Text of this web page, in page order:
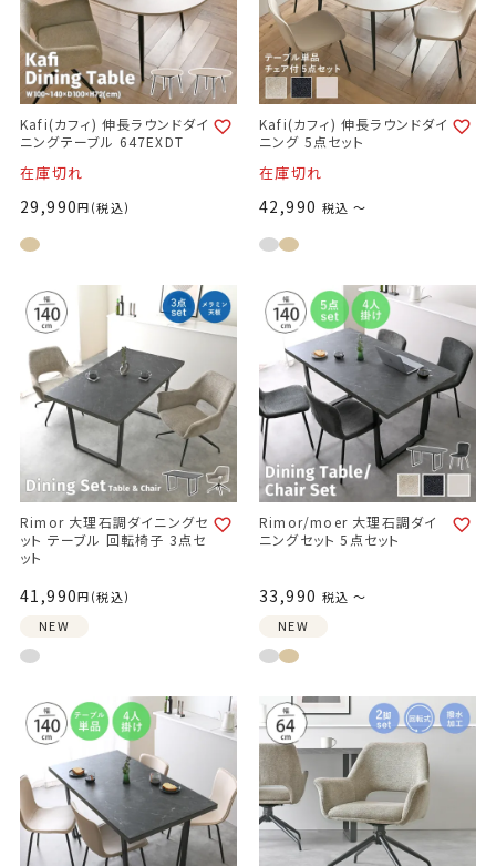
Kafi(カフィ) 伸長ラウンドダイ
ニングテーブル 647EXDT
在庫切れ
29,990 税込
Kafi(カフィ) 伸長ラウンドダイ
ニング 5点セット
在庫切れ
42,990 税込 〜
Rimor 大理石調ダイニングセ
ット テーブル 回転椅子 3点セ
ット
41,990
税込
NEW
Rimor/moer 大理石調ダイ
ニングセット 5点セット
33,990 税込 〜
NEW